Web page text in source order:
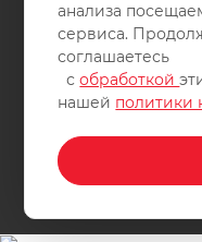
2011-2026 ©
ВелоСаратов. Не
защищены.
анализа
сервиса.
соглашаетесь
собработкой
нашей политики